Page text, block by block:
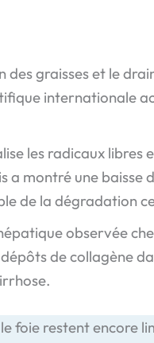
graisses et le
internationale
les radicaux libres
a montré une baisse
de la dégradation
observée
de collagène
foie restent encore